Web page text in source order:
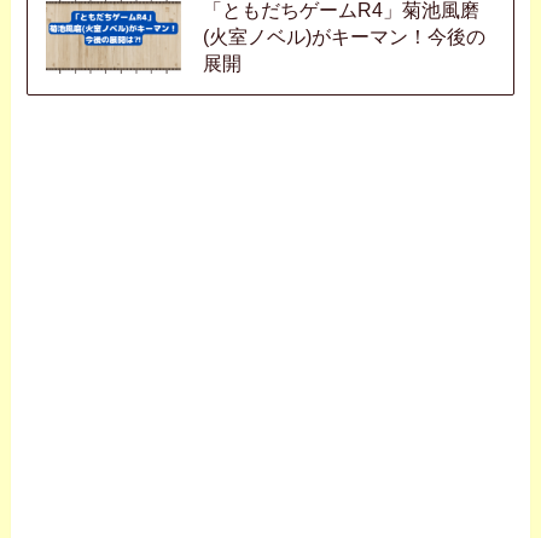
「ともだちゲームR4」菊池風磨
(火室ノベル)がキーマン！今後の
展開